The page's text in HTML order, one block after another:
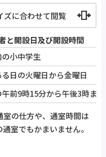
ズに合わせて閲覧
と開設日及び開設時間
小中学生
日の火曜日から金曜日
前9時15分から午後3時まで
の仕方や、通室時間は
室でもかまいません。